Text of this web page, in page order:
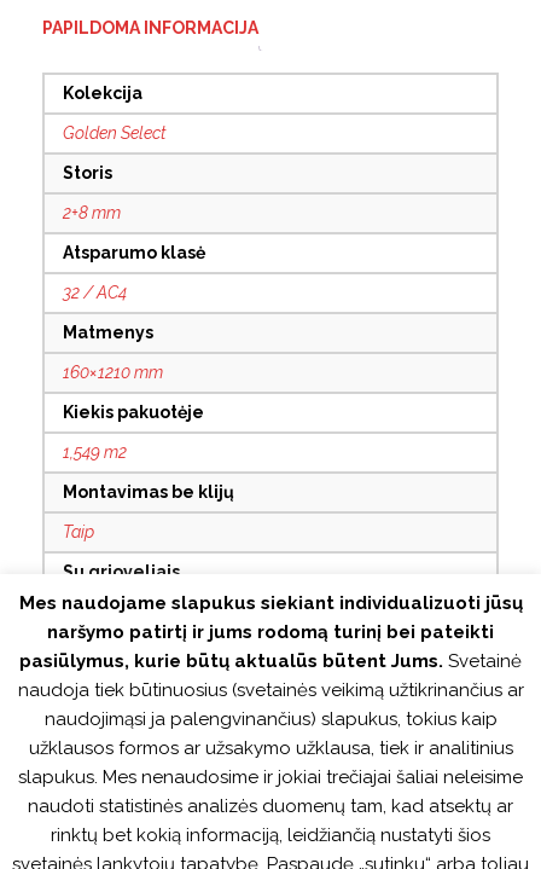
PAPILDOMA INFORMACIJA
Kolekcija
Golden Select
Storis
2+8 mm
Atsparumo klasė
32 / AC4
Matmenys
160×1210 mm
Kiekis pakuotėje
1,549 m2
Montavimas be klijų
Taip
Su grioveliais
Taip
Užraktas
V tipo
Tinka šildomoms grindims
Taip
Atsparus vandeniui
Mes naudojame slapukus siekiant individualizuoti jūsų
naršymo patirtį ir jums rodomą turinį bei pateikti
pasiūlymus, kurie būtų aktualūs būtent Jums. Svetainė
naudoja tiek būtinuosius (svetainės veikimą užtikrinančius ar
naudojimąsi ja palengvinančius) slapukus, tokius kaip
užklausos formos ar užsakymo užklausa, tiek ir analitinius
slapukus. Mes nenaudosime ir jokiai trečiajai šaliai neleisime
naudoti statistinės analizės duomenų tam, kad atsektų ar
rinktų bet kokią informaciją, leidžiančią nustatyti šios
svetainės lankytojų tapatybę. Paspaudę „sutinku“ arba toliau